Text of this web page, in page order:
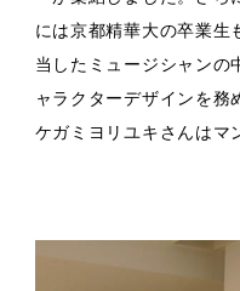
には京都精華大の卒業生
当したミュージシャンの
ャラクターデザインを務
ケガミヨリユキさんはマ